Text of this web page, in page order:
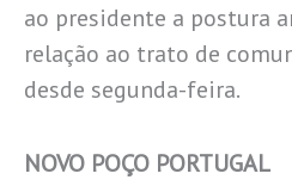
ao presidente a postura
relação ao trato de
desde segunda-feira.
NOVO POÇO PORTUGAL